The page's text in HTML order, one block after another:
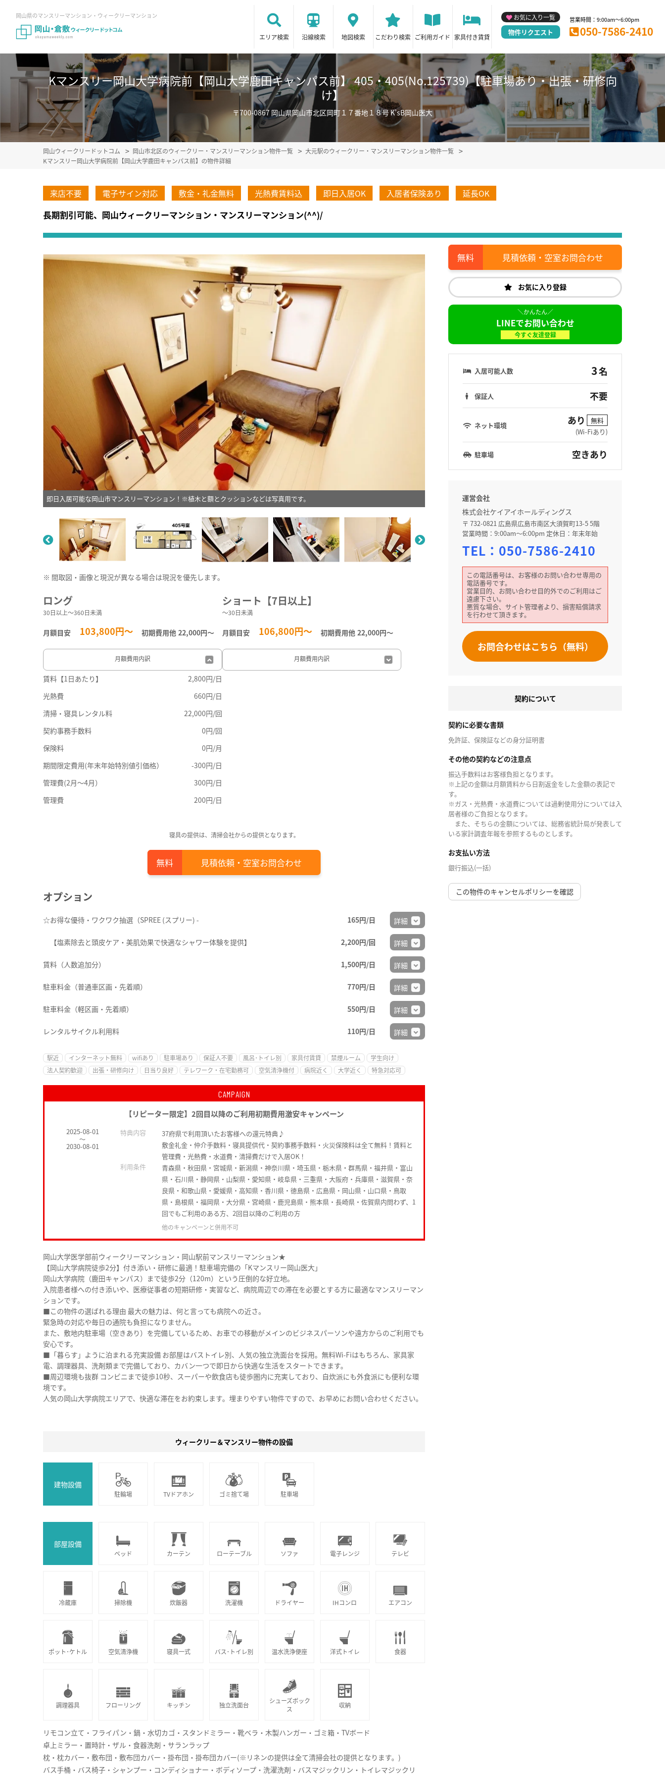
岡山県のマンスリーマンション・ウィークリーマンション
エリア検索 沿線検索 地図検索 こだわり検索 ご利用ガイド 家具付き賃貸
お気に入り一覧
物件リクエスト
営業時間：9:00am～6:00pm
050-7586-2410
Kマンスリー岡山大学病院前【岡山大学鹿田キャンパス前】 405・405(No.125739)【駐車場あり・出張・研修向
け】
〒700-0867 岡山県岡山市北区岡町１７番地１８号 K'sB岡山医大
岡山ウィークリードットコム 岡山市北区のウィークリー・マンスリーマンション物件一覧
大元駅のウィークリー・マンスリーマンション物件一覧
Kマンスリー岡山大学病院前【岡山大学鹿田キャンパス前】の物件詳細
来店不要 電子サイン対応 敷金・礼金無料 光熱費賃料込 即日入居OK 入居者保険あり 延長OK
長期割引可能、岡山ウィークリーマンション・マンスリーマンション(^^)/
即日入居可能な岡山市マンスリーマンション！※植木と額とクッションなどは写真用です。
※ 間取図・画像と現況が異なる場合は現況を優先します。
ロング
30日以上～360日未満
月額目安 103,800円～ 初期費用他 22,000円〜
月額費用内訳
賃料【1日あたり】
2,800円/日
光熱費
660円/日
清掃・寝具レンタル料
22,000円/回
契約事務手数料
0円/回
保険料
0円/月
期間限定費用(年末年始特別値引価格）
-300円/日
管理費(2月～4月）
300円/日
管理費
200円/日
ショート【7日以上】
～30日未満
月額目安 106,800円～ 初期費用他 22,000円〜
月額費用内訳
寝具の提供は、清掃会社からの提供となります。
見積依頼・空室お問合わせ
オプション
☆お得な優待・ワクワク抽選（SPREE (スプリー) - 165円/日 詳細
【塩素除去と頭皮ケア・美肌効果で快適なシャワー体験を提供】 2,200円/回 詳細
賃料（人数追加分） 1,500円/日 詳細
駐車料金（普通車区画・先着順） 770円/日 詳細
駐車料金（軽区画・先着順） 550円/日 詳細
レンタルサイクル利用料 110円/日 詳細
駅近 インターネット無料 wifiあり 駐車場あり 保証人不要 風呂･トイレ別 家具付賃貸 禁煙ルーム
学生向け
法人契約歓迎
出張・研修向け 日当り良好 テレワーク・在宅勤務可 空気清浄機付 病院近く 大学近く 特急対応可
CAMPAIGN
【リピーター限定】2回目以降のご利用初期費用激安キャンペーン
2025-08-01
～
2030-08-01
特典内容
37府県で利用頂いたお客様への還元特典♪
敷金礼金・仲介手数料・寝具提供代・契約事務手数料・火災保険料は全て無料！賃料と
管理費・光熱費・水道費・清掃費だけで入居OK！
利用条件
青森県・秋田県・宮城県・新潟県・神奈川県・埼玉県・栃木県・群馬県・福井県・富山
県・石川県・静岡県・山梨県・愛知県・岐阜県・三重県・大阪府・兵庫県・滋賀県・奈
良県・和歌山県・愛媛県・高知県・香川県・徳島県・広島県・岡山県・山口県・鳥取
県・島根県・福岡県・大分県・宮崎県・鹿児島県・熊本県・長崎県・佐賀県内問わず、1
回でもご利用のある方、2回目以降のご利用の方
他のキャンペーンと併用不可
岡山大学医学部前ウィークリーマンション・岡山駅前マンスリーマンション★
【岡山大学病院徒歩2分】付き添い・研修に最適！駐車場完備の「Kマンスリー岡山医大」
岡山大学病院（鹿田キャンパス）まで徒歩2分（120m）という圧倒的な好立地。
入院患者様への付き添いや、医療従事者の短期研修・実習など、病院周辺での滞在を必要とする方に最適なマンスリーマン
ションです。
■この物件の選ばれる理由 最大の魅力は、何と言っても病院への近さ。
緊急時の対応や毎日の通院も負担になりません。
また、敷地内駐車場（空きあり）を完備しているため、お車での移動がメインのビジネスパーソンや遠方からのご利用でも
安心です。
■「暮らす」ように泊まれる充実設備 お部屋はバストイレ別、人気の独立洗面台を採用。無料Wi-Fiはもちろん、家具家
電、調理器具、洗剤類まで完備しており、カバン一つで即日から快適な生活をスタートできます。
■周辺環境も抜群 コンビニまで徒歩10秒、スーパーや飲食店も徒歩圏内に充実しており、自炊派にも外食派にも便利な環
境です。
人気の岡山大学病院エリアで、快適な滞在をお約束します。埋まりやすい物件ですので、お早めにお問い合わせください。
見積依頼・空室お問合わせ
お気に入り登録
LINEでお問い合わせ
今すぐ友達登録
入居可能人数 3名
保証人 不要
ネット環境 あり
無料
(Wi-Fiあり)
駐車場 空きあり
運営会社
株式会社ケイアイホールディングス
〒 732-0821 広島県広島市南区大須賀町13-5 5階
営業時間：9:00am～6:00pm 定休日：年末年始
TEL： 050-7586-2410
この電話番号は、お客様のお問い合わせ専用の
電話番号です。
営業目的、お問い合わせ目的外でのご利用はご
遠慮下さい。
悪質な場合、サイト管理者より、損害賠償請求
を行わせて頂きます。
お問合わせはこちら（無料）
契約について
契約に必要な書類
免許証、保険証などの身分証明書
その他の契約などの注意点
振込手数料はお客様負担となります。
※上記の金額は月額賃料から日割返金をした金額の表記で
す。
※ガス・光熱費・水道費については過剰使用分については入
居者様のご負担となります。
また、そちらの金額については、総務省統計局が発表して
いる家計調査年報を参照するものとします。
お支払い方法
銀行振込(一括)
この物件のキャンセルポリシーを確認
ウィークリー＆マンスリー物件の設備
建物設備
駐輪場 TVドアホン ゴミ捨て場 駐車場
部屋設備
ベッド カーテン ローテーブル ソファ 電子レンジ テレビ
冷蔵庫 掃除機 炊飯器 洗濯機 ドライヤー IHコンロ エアコン
ポット･ケトル 空気清浄機 寝具一式 バス･トイレ別 温水洗浄便座 洋式トイレ 食器
調理器具 フローリング キッチン 独立洗面台
シューズボック
ス
収納
リモコン立て・フライパン・鍋・水切カゴ・スタンドミラー・靴ベラ・木製ハンガー・ゴミ箱・TVボード
卓上ミラー・置時計・ザル・食器洗剤・サランラップ
枕・枕カバー・敷布団・敷布団カバー・掛布団・掛布団カバー(※リネンの提供は全て清掃会社の提供となります。)
バス手桶・バス椅子・シャンプー・コンディショナー・ボディソープ・洗濯洗剤・バスマジックリン・トイレマジックリ